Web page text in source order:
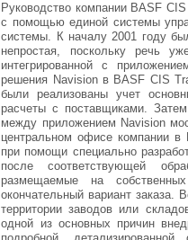
Руководство компании BASF
с помощью единой системы
системы. К началу 2001 году
непростая, поскольку речь
интегрированной с
решения Navision в BASF CIS
были реализованы учет
расчеты с поставщиками.
между приложением Navision
центральном офисе компании в
при помощи специально
после соответствующей
размещаемые на
окончательный вариант
территории заводов или
одной из основных причин